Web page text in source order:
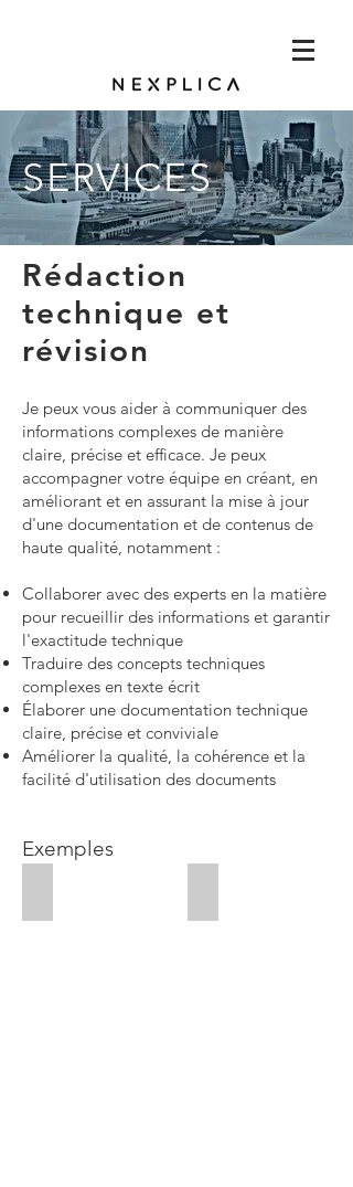
SERVICES
Rédaction
technique et
révision
Je peux vous aider à communiquer des
informations complexes de manière
claire, précise et efficace. Je peux
accompagner votre équipe en créant, en
améliorant et en assurant la mise à jour
d'une documentation et de contenus de
haute qualité, notamment :
Collaborer avec des experts en la matière
pour recueillir des informations et garantir
l'exactitude technique
Traduire des concepts techniques
complexes en texte écrit
Élaborer une documentation technique
claire, précise et conviviale
Améliorer la qualité, la cohérence et la
facilité d'utilisation des documents
Exemples